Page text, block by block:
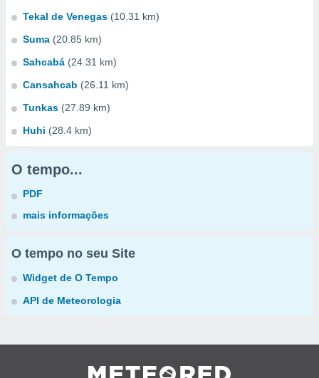
Tekal de Venegas (10.31 km)
Suma (20.85 km)
Sahcabá (24.31 km)
Cansahcab (26.11 km)
Tunkas (27.89 km)
Huhi (28.4 km)
O tempo...
PDF
mais informações
O tempo no seu Site
Widget de O Tempo
API de Meteorologia